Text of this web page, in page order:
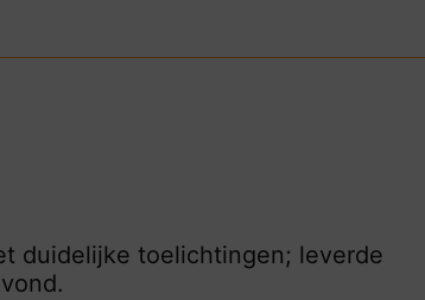
duidelijke toelichtingen; leverde